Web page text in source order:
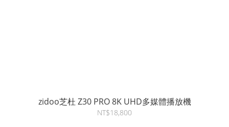
zidoo芝杜 Z30 PRO 8K UHD多媒體播放機
NT$18,800